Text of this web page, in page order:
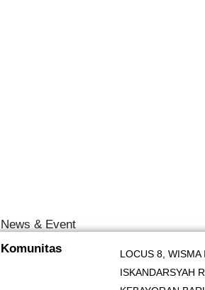
Komunitas
News & Event
LOCUS 8, WISMA
ISKANDARSYAH